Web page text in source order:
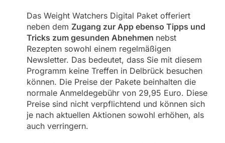
Das Weight Watchers Digital Paket offeriert
neben dem Zugang zur App ebenso Tipps und
Tricks zum gesunden Abnehmen nebst
Rezepten sowohl einem regelmäßigen
Newsletter. Das bedeutet, dass Sie mit diesem
Programm keine Treffen in Delbrück besuchen
können. Die Preise der Pakete beinhalten die
normale Anmeldegebühr von 29,95 Euro. Diese
Preise sind nicht verpflichtend und können sich
je nach aktuellen Aktionen sowohl erhöhen, als
auch verringern.